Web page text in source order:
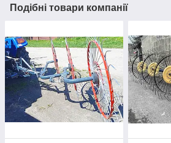
Подібні товари компанії